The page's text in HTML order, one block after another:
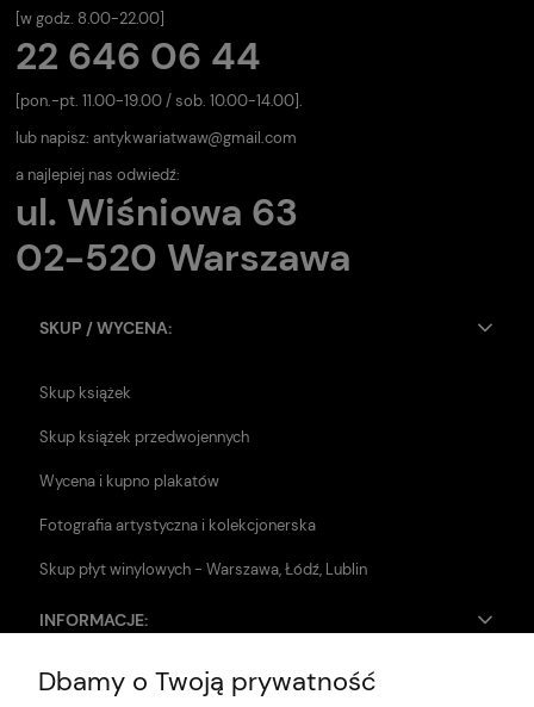
[w godz. 8.00-22.00]
22 646 06 44
[pon.-pt. 11.00-19.00 / sob. 10.00-14.00].
lub napisz: antykwariatwaw@gmail.com
a najlepiej nas odwiedź:
ul. Wiśniowa 63
02-520 Warszawa
SKUP / WYCENA:
Skup książek
Skup książek przedwojennych
Wycena i kupno plakatów
Fotografia artystyczna i kolekcjonerska
Skup płyt winylowych - Warszawa, Łódź, Lublin
INFORMACJE:
Zwroty i reklamacje
Dbamy o Twoją prywatność